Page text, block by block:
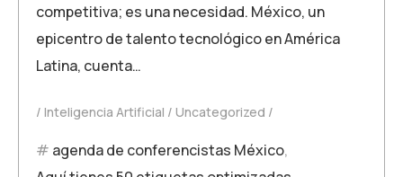
competitiva; es una necesidad. México, un
epicentro de talento tecnológico en América
Latina, cuenta…
Inteligencia Artificial Uncategorized
agenda de conferencistas México,